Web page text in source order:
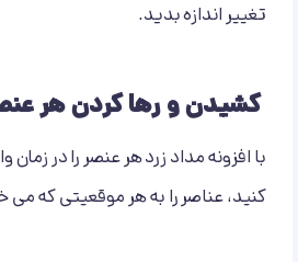
تغییر اندازه بدید.
کشیدن و رها کردن هر
با افزونه مداد زرد هر عنصر را در
کنید، عناصر را به هر موقعیتی که